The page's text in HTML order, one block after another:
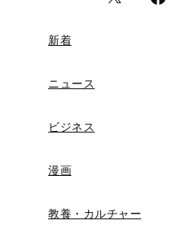
新着
ニュース
ビジネス
漫画
教養・カルチャー